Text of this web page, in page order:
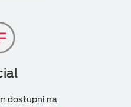
dostupni na